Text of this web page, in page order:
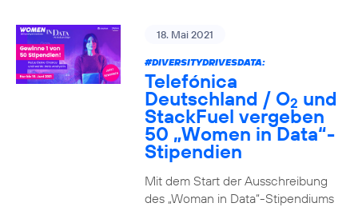
18. Mai 2021
#DIVERSITYDRIVESDATA:
Telefónica
Deutschland / O2 und
StackFuel vergeben
50 „Women in Data“-
Stipendien
Mit dem Start der Ausschreibung
des „Woman in Data“-Stipendiums